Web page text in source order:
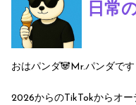
日常
おはパンダ🐼Mr.パンダです
2026からのTikTokからオ